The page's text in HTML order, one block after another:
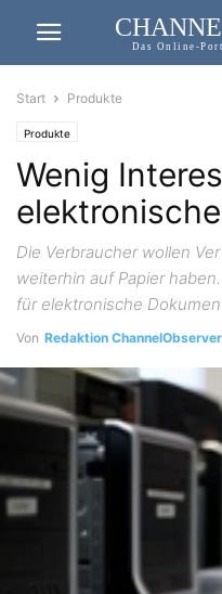
Das Online-
Start Produkte
Produkte
Wenig
Die Verbraucher wollen
weiterhin auf Papier
für elektronische
Von Redaktion ChannelObserver